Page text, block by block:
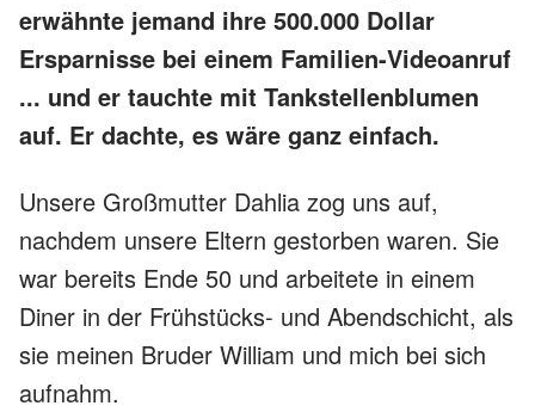
erwähnte jemand ihre 500.000 Dollar
Ersparnisse bei einem Familien-Videoanruf
... und er tauchte mit Tankstellenblumen
auf. Er dachte, es wäre ganz einfach.
Unsere Großmutter Dahlia zog uns auf,
nachdem unsere Eltern gestorben waren. Sie
war bereits Ende 50 und arbeitete in einem
Diner in der Frühstücks- und Abendschicht, als
sie meinen Bruder William und mich bei sich
aufnahm.